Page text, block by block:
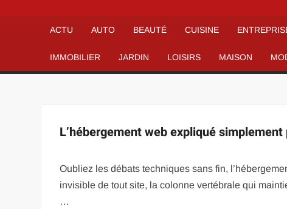
ACTU AUTO BEAUTÉ CUISINE
IMMOBILIER JARDIN LOISIRS MAISON
L’hébergement web expliqué
Oubliez les débats techniques sans fin,
invisible de tout site, la colonne vertébrale qui
…